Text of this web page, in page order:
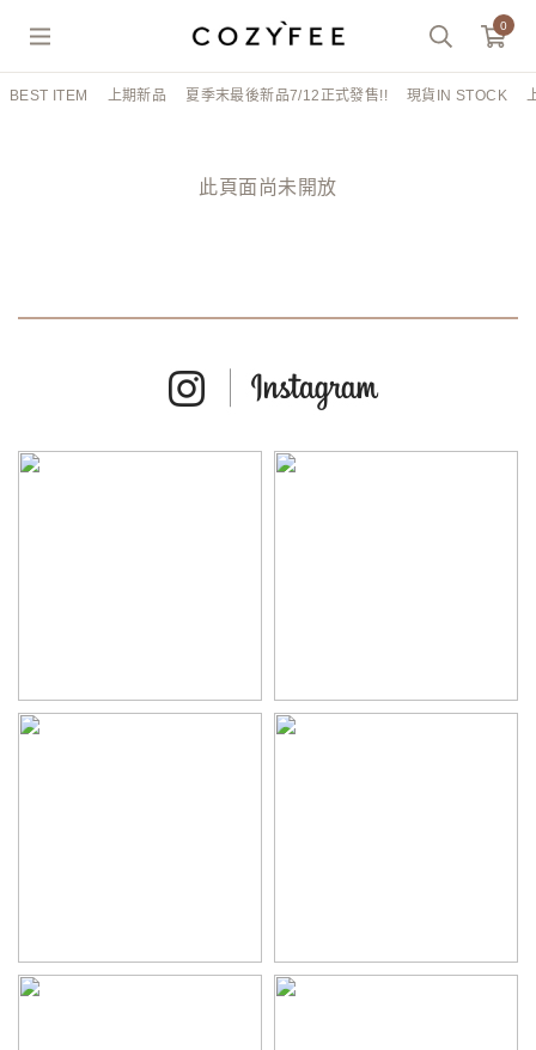
0
BEST ITEM 上期新品 夏季末最後新品7/12正式發售!! 現貨IN STOCK
此頁面尚未開放